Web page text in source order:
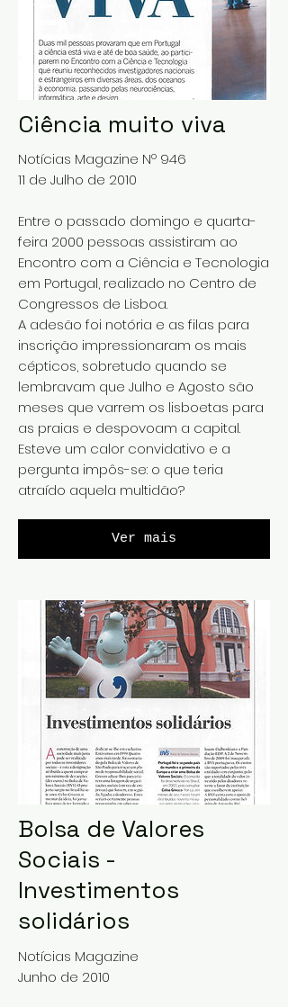
Ciência muito viva
Notícias Magazine Nº 946
11 de Julho de 2010
Entre o passado domingo e quarta-
feira 2000 pessoas assistiram ao
Encontro com a Ciência e Tecnologia
em Portugal, realizado no Centro de
Congressos de Lisboa.
A adesão foi notória e as filas para
inscrição impressionaram os mais
cépticos, sobretudo quando se
lembravam que Julho e Agosto são
meses que varrem os lisboetas para
as praias e despovoam a capital.
Esteve um calor convidativo e a
pergunta impôs-se: o que teria
atraído aquela multidão?
Ver mais
Bolsa de Valores
Sociais -
Investimentos
solidários
Notícias Magazine
Junho de 2010